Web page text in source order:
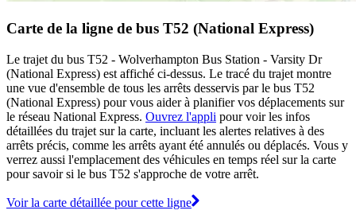
Carte de la ligne de bus T52 (National Express)
Le trajet du bus T52 - Wolverhampton Bus Station - Varsity Dr
(National Express) est affiché ci-dessus. Le tracé du trajet montre
une vue d'ensemble de tous les arrêts desservis par le bus T52
(National Express) pour vous aider à planifier vos déplacements sur
le réseau National Express. Ouvrez l'appli pour voir les infos
détaillées du trajet sur la carte, incluant les alertes relatives à des
arrêts précis, comme les arrêts ayant été annulés ou déplacés. Vous y
verrez aussi l'emplacement des véhicules en temps réel sur la carte
pour savoir si le bus T52 s'approche de votre arrêt.
Voir la carte détaillée pour cette ligne